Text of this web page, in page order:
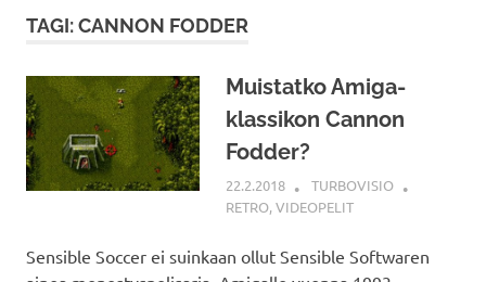
TAGI: CANNON FODDER
Muistatko Amiga-
klassikon Cannon
Fodder?
22.2.2018
TURBOVISIO
RETRO,VIDEOPELIT
Sensible Soccer ei suinkaan ollut Sensible Softwaren